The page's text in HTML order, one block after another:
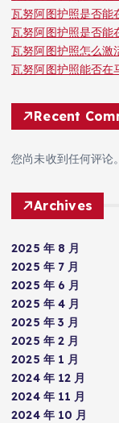
瓦努阿图护照是否能
瓦努阿图护照是否能
瓦努阿图护照怎么激
瓦努阿图护照能否在
Recent
您尚未收到任何评论。
Archives
2025 年 8 月
2025 年 7 月
2025 年 6 月
2025 年 4 月
2025 年 3 月
2025 年 2 月
2025 年 1 月
2024 年 12 月
2024 年 11 月
2024 年 10 月